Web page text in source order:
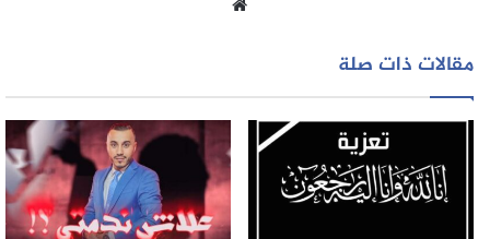
لصاحب المعمل نفسه، لتؤكد أن الدخان غير مضر بالصحة، وكأن
معاناة السكان اليومية ونوبات الربو، والاختناقات المتكررة،
مجرد أوهام لا تستحق النظر. يتساءل السكان: هل يمكن لأي
دراسة علمية أن تنكر الآثار المباشرة التي يشعر بها من يعيشون
مقالات ذات صلة